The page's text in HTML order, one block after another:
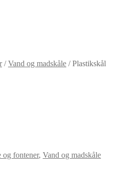
/Vand og madskåle /Plastikskål
og fontener, Vand og madskåle